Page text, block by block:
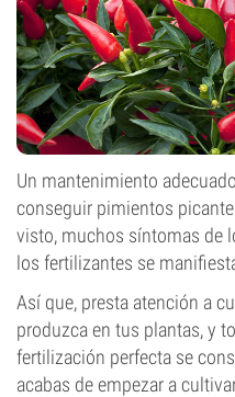
Un mantenimiento
conseguir pimientos
visto, muchos síntomas de
los fertilizantes se
Así que, presta atención a
produzca en tus plantas, y
fertilización perfecta se
acabas de empezar a